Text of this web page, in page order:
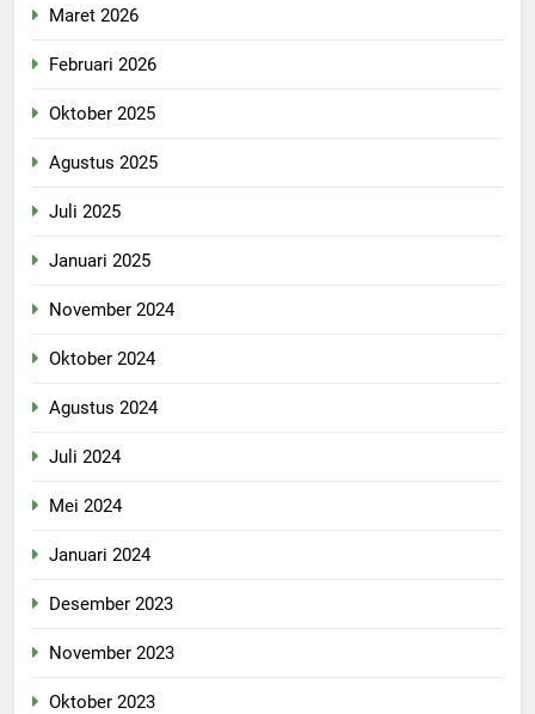
Maret 2026
Februari 2026
Oktober 2025
Agustus 2025
Juli 2025
Januari 2025
November 2024
Oktober 2024
Agustus 2024
Juli 2024
Mei 2024
Januari 2024
Desember 2023
November 2023
Oktober 2023